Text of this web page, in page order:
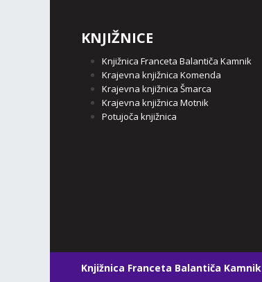
KNJIŽNICE
Knjižnica Franceta Balantiča Kamnik
Krajevna knjižnica Komenda
Krajevna knjižnica Šmarca
Krajevna knjižnica Motnik
Potujoča knjižnica
Knjižnica Franceta Balantiča Kamnik